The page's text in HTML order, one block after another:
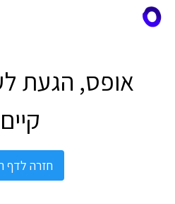
אופס, הגעת
חזרה לדף